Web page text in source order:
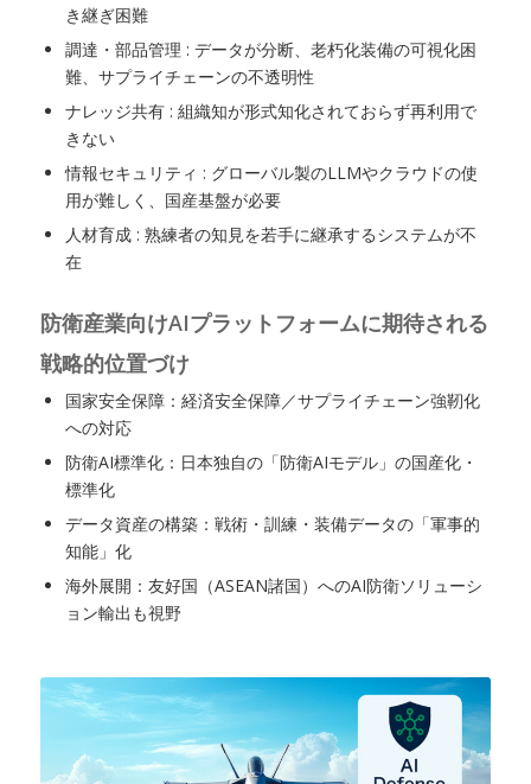
き継ぎ困難
調達・部品管理 : データが分断、老朽化装備の可視化困
難、サプライチェーンの不透明性
ナレッジ共有 : 組織知が形式知化されておらず再利用で
きない
情報セキュリティ : グローバル製のLLMやクラウドの使
用が難しく、国産基盤が必要
人材育成 : 熟練者の知見を若手に継承するシステムが不
在
防衛産業向けAIプラットフォームに期待される
戦略的位置づけ
国家安全保障：経済安全保障／サプライチェーン強靭化
への対応
防衛AI標準化：日本独自の「防衛AIモデル」の国産化・
標準化
データ資産の構築：戦術・訓練・装備データの「軍事的
知能」化
海外展開：友好国（ASEAN諸国）へのAI防衛ソリューシ
ョン輸出も視野